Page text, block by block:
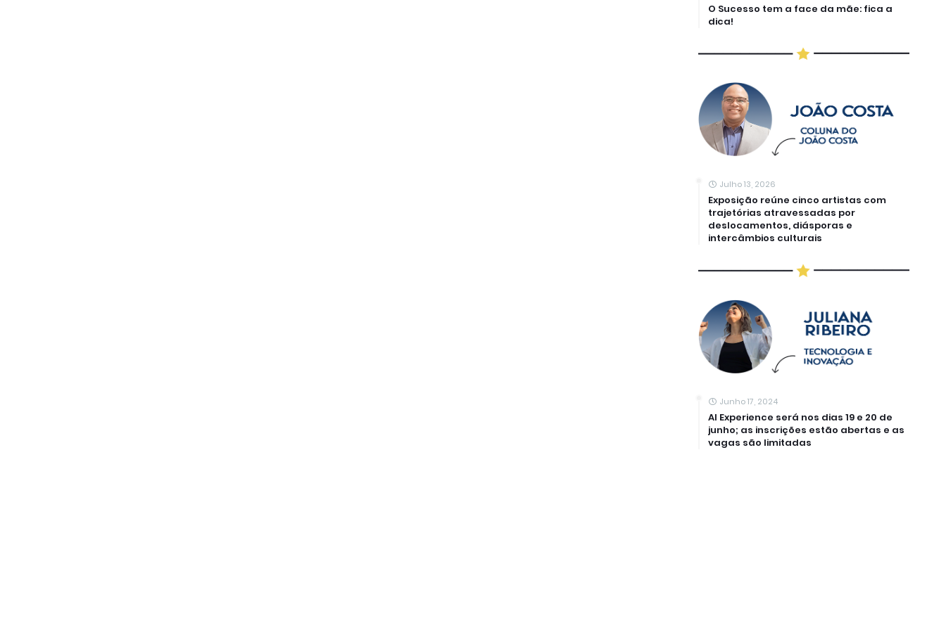
O Sucesso tem a face da mãe: fica a
dica!
Julho 13, 2026
Exposição reúne cinco artistas com
trajetórias atravessadas por
deslocamentos, diásporas e
intercâmbios culturais
Junho 17, 2024
AI Experience será nos dias 19 e 20 de
junho; as inscrições estão abertas e as
vagas são limitadas